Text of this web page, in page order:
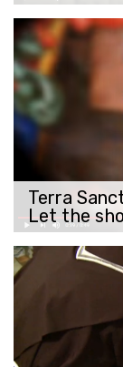
Terra
Let the